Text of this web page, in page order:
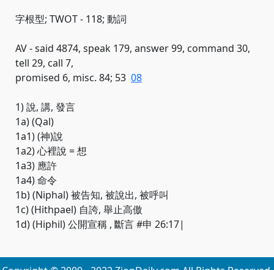
字根型; TWOT - 118; 動詞
AV - said 4874, speak 179, answer 99, command 30,
tell 29, call 7,
promised 6, misc. 84; 53 08
1) 說, 講, 發言
1a) (Qal)
1a1) (神)說
1a2) 心裡說 = 想
1a3) 應許
1a4) 命令
1b) (Niphal) 被告知, 被說出, 被呼叫
1c) (Hithpael) 自誇, 舉止高傲
1d) (Hiphil) 公開宣稱 , 斷言 #申 26:17|